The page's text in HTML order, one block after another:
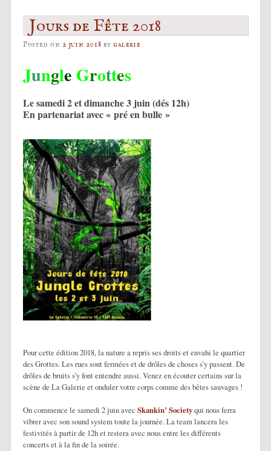
Jours de Fête 2018
Posted on 2 juin 2018 by galerie
Jungle Grottes
Le samedi 2 et dimanche 3 juin (dés 12h)
En partenariat avec « pré en bulle »
Pour cette édition 2018, la nature a repris ses droits et envahi le quartier
des Grottes. Les rues sont fermées et de drôles de choses s’y passent. De
drôles de bruits s’y font entendre aussi. Venez en écouter certains sur la
scène de La Galerie et onduler votre corps comme des bêtes sauvages !
On commence le samedi 2 juin avec Skankin’ Societyqui nous ferra
vibrer avec son sound system toute la journée. La team lancera les
festivités à partir de 12h et restera avec nous entre les différents
concerts et à la fin de la soirée.